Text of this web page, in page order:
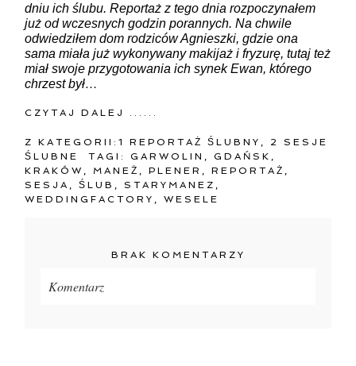
dniu ich ślubu. Reportaż z tego dnia rozpoczynałem
już od wczesnych godzin porannych. Na chwile
odwiedziłem dom rodziców Agnieszki, gdzie ona
sama miała już wykonywany makijaż i fryzurę, tutaj też
miał swoje przygotowania ich synek Ewan, którego
chrzest był…
CZYTAJ DALEJ ......
Z KATEGORII:1 REPORTAŻ ŚLUBNY
2 SESJE
ŚLUBNE
TAGI: GARWOLIN GDAŃSK
KRAKÓW
MANEŻ ,PLENER ,REPORTAŻ
SESJA
,ŚLUB STARYMANEZ
WEDDINGFACTORY
,WESELE
BRAK KOMENTARZY
Komentarz